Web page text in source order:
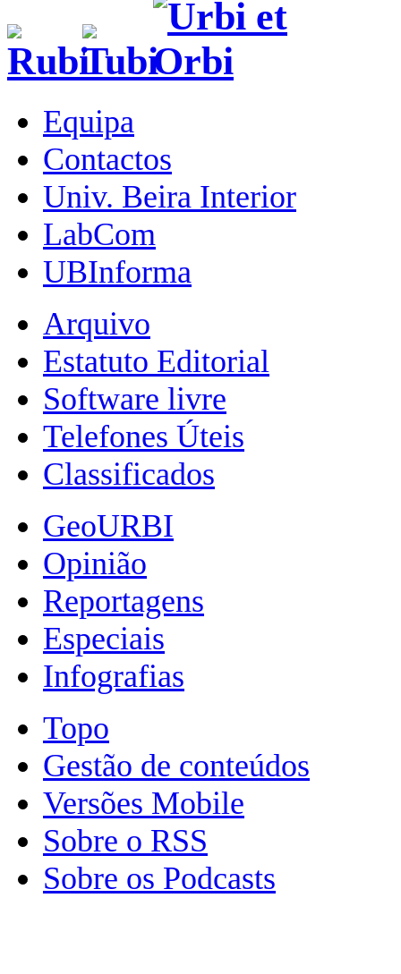
Equipa
Contactos
Univ. Beira Interior
LabCom
UBInforma
Arquivo
Estatuto Editorial
Software livre
Telefones Úteis
Classificados
GeoURBI
Opinião
Reportagens
Especiais
Infografias
Topo
Gestão de conteúdos
Versões Mobile
Sobre o RSS
Sobre os Podcasts